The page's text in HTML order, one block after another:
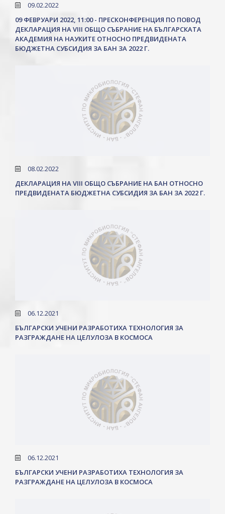
09.02.2022
09 ФЕВРУАРИ 2022, 11:00 - ПРЕСКОНФЕРЕНЦИЯ ПО ПОВОД
ДЕКЛАРАЦИЯ НА VIII ОБЩО СЪБРАНИЕ НА БЪЛГАРСКАТА
АКАДЕМИЯ НА НАУКИТЕ ОТНОСНО ПРЕДВИДЕНАТА
БЮДЖЕТНА СУБСИДИЯ ЗА БАН ЗА 2022 Г.
08.02.2022
ДЕКЛАРАЦИЯ НА VIII ОБЩО СЪБРАНИЕ НА БАН ОТНОСНО
ПРЕДВИДЕНАТА БЮДЖЕТНА СУБСИДИЯ ЗА БАН ЗА 2022 Г.
06.12.2021
БЪЛГАРСКИ УЧЕНИ РАЗРАБОТИХА ТЕХНОЛОГИЯ ЗА
РАЗГРАЖДАНЕ НА ЦЕЛУЛОЗА В КОСМОСА
06.12.2021
БЪЛГАРСКИ УЧЕНИ РАЗРАБОТИХА ТЕХНОЛОГИЯ ЗА
РАЗГРАЖДАНЕ НА ЦЕЛУЛОЗА В КОСМОСА